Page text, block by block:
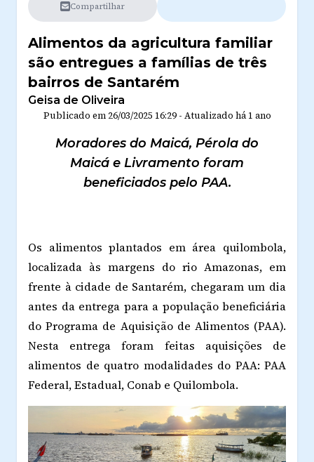
Compartilhar
Alimentos da agricultura familiar
são entregues a famílias de três
bairros de Santarém
Geisa de Oliveira
Publicado em 26/03/2025 16:29- Atualizado há 1 ano
Moradores do Maicá, Pérola do
Maicá e Livramento foram
beneficiados pelo PAA.
Os alimentos plantados em área quilombola,
localizada às margens do rio Amazonas, em
frente à cidade de Santarém, chegaram um dia
antes da entrega para a população beneficiária
do Programa de Aquisição de Alimentos (PAA).
Nesta entrega foram feitas aquisições de
alimentos de quatro modalidades do PAA: PAA
Federal, Estadual, Conab e Quilombola.